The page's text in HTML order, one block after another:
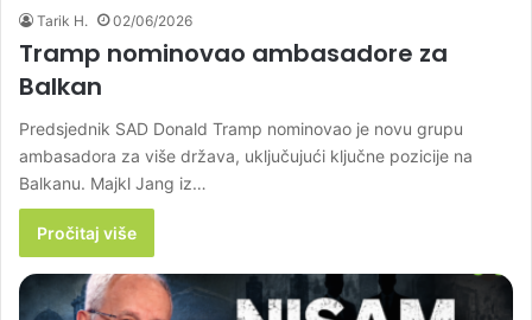
Tarik H. 02/06/2026
Tramp nominovao ambasadore za
Balkan
Predsjednik SAD Donald Tramp nominovao je novu grupu
ambasadora za više država, uključujući ključne pozicije na
Balkanu. Majkl Jang iz…
Pročitaj više